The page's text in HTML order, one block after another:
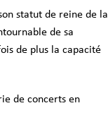
statut de reine de la
de sa
de plus la capacité
de concerts en